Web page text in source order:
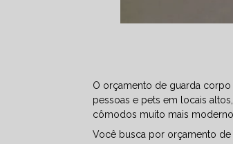
O orçamento de guarda corpo
pessoas e pets em locais
cômodos muito mais
Você busca por orçamento